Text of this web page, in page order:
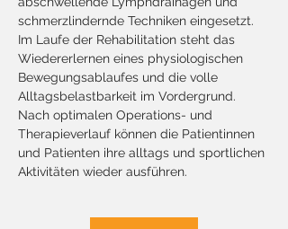
schmerzlindernde Techniken eingesetzt.
Im Laufe der Rehabilitation steht das
Wiedererlernen eines physiologischen
Bewegungsablaufes und die volle
Alltagsbelastbarkeit im Vordergrund.
Nach optimalen Operations- und
Therapieverlauf können die Patientinnen
und Patienten ihre alltags und sportlichen
Aktivitäten wieder ausführen.